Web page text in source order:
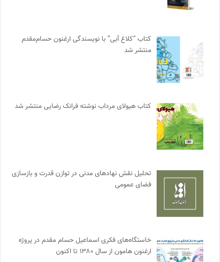
کتاب “کلاغ آبی” با نویسندگی ارغنون حسام‌مقدم
منتشر شد
کتاب هیولای مرداب نوشته فرانک رضایی منتشر شد
تحلیل نقش نهادهای مدنی در توازن قدرت و بازسازی
فضای عمومی
خاستگاه‌های فکری اسماعیل حسام مقدم در پروژه
ارغنون هامون از سال ۱۳۸۰ تا اکنون